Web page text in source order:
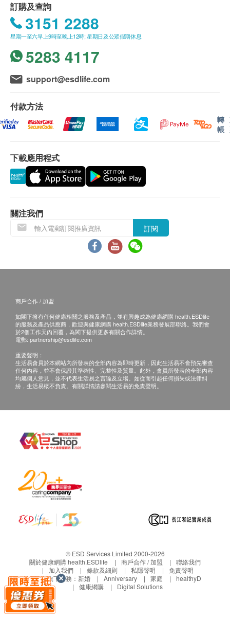
裏再放出門口，如果閣下的住宅不容許收取人員進
去，就要勞煩閣下到住宅外交出樣本。我們的專業
團隊會把閣下的樣本盡快送去化驗所。
化驗所收到樣本後起計約24-30小時，經電郵發送
政府認可的電子報告到閣下已登記的電郵信箱。
*關於上門收件服務，我們會於閣下已被確定上門收件
的日期早上九時至下午一時來收取樣本，請閣下留意
來電，收取人員有可能致電閣下，如收取人員找不到
閣下或者預先放在門口的樣本，或放在門口樣本的包
裝不合格，這樣情況下都有可能需要閣下額外付款重
意！
原產地
香港
應存放在溫室 (攝氏30度以下), 避免陽光直接照
此產品由 Adore 愛多 (茉愛多有限公司) 提供。
此商品不可退貨。
圖片僅供參考，一切以商家最終發貨為準
要在收貨時簽名確認。實際送貨時間將根據地址而
所有不同。偏遠地區如愉景灣、馬灣及東涌需要多
一至二個工作天運送。大嶼山、坪洲、喜靈洲、南
丫島、蒲台及長洲不設送貨服務。
送貨日期及地址一經確認後將無法更改，否則將會
引致送貨延誤，顧客亦須自行繳付因更改送貨日期
及地址而引起之全數費用。
不排除運送時間會因節日而有所影響。當八號烈風
訊號懸掛或黑色暴雨警告生效時，送貨服務時間將
會延遲。茉愛多及健康網購health.ESDlife不會對
所有訂單須視乎相關貨品的供應情況再作最後確
認。倘若健康網購health.ESDlife未能提供任何訂
單上的貨品，健康網購health.ESDlife有權拒絕接
客再作安排。
當顧客收取已訂購之貨品時，有責任檢查貨品是否
如有其他損壞或遺漏查詢，顧客必須保留有效收據
正本，並於送貨後2個工作天內按下列方式聯絡健
康網購health.ESDlife客戶服務部跟進。
電郵: support@esdlife.com / 健康網購
health.ESDlife客服熱線: (852) 3151-2288
如有任何爭議，茉愛多有限公司及健康網購
health.ESDlife最終解釋本條款和條件的權利。
訂購及查詢
3151 2288
星期一至六早上9時至晚上12時; 星期日及公眾假期休息
5283 4117
support@esdlife.com
付款方法
轉
帳
下載應用程式
關注我們
訂閱
商戶合作 / 加盟
如閣下擁有任何健康相關之服務及產品，並有興趣成為健康網購 health.ESDlife
的服務及產品供應商，歡迎與健康網購 health.ESDlife業務發展部聯絡。我們會
於2個工作天內回覆，為閣下提供更多有關合作詳情。
電郵: partnership@esdlife.com
重要聲明：
生活易會員於本網站內所發表的全部內容為即時更新，因此生活易不會預先審查
任何內容，並不會保證其準確性、完整性及質量。此外，會員所發表的全部內容
均屬個人意見，並不代表生活易之言論及立場。如從而引起任何損失或法律糾
紛，生活易概不負責。有關詳情請參閱生活易的免責聲明。
© ESD Services Limited 2000-2026
關於健康網購 health.ESDlife
商戶合作 / 加盟
聯絡我們
加入我們
條款及細則 私隱聲明
免責聲明
生活易旗下業務： 新婚 Anniversary 家庭
healthyD
健康網購
Digital Solutions